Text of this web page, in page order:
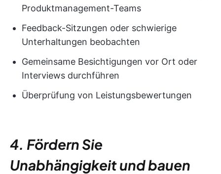
Produktmanagement-Teams
Feedback-Sitzungen oder schwierige
Unterhaltungen beobachten
Gemeinsame Besichtigungen vor Ort oder
Interviews durchführen
Überprüfung von Leistungsbewertungen
4. Fördern Sie
Unabhängigkeit und bauen